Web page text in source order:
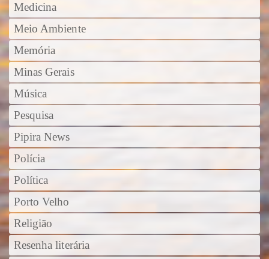
Medicina
Meio Ambiente
Memória
Minas Gerais
Música
Pesquisa
Pipira News
Polícia
Política
Porto Velho
Religião
Resenha literária